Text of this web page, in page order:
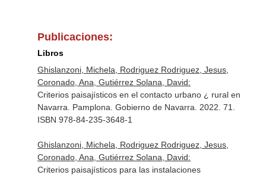
Publicaciones:
Libros
Ghislanzoni, Michela, Rodriguez Rodriguez, Jesus,
Coronado, Ana, Gutiérrez Solana, David:
Criterios paisajísticos en el contacto urbano ¿ rural en
Navarra. Pamplona. Gobierno de Navarra. 2022. 71.
ISBN 978-84-235-3648-1
Ghislanzoni, Michela, Rodriguez Rodriguez, Jesus,
Coronado, Ana, Gutiérrez Solana, David:
Criterios paisajísticos para las instalaciones